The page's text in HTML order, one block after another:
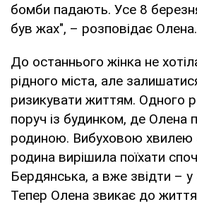
бомби падають. Усе 8
був жах", – розповідає Олена.
До останнього жінка не
рідного міста, але
ризикувати життям. Одного
поруч із будинком, де Олена
родиною. Вибуховою хвилею
родина вирішила поїхати
Бердянська, а вже звідти –
Тепер Олена звикає до життя